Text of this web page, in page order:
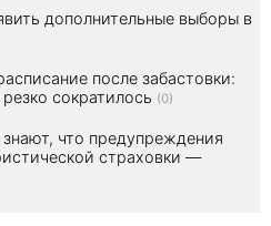
дополнительные выборы в
после забастовки:
сократилось (0)
что предупреждения
страховки —